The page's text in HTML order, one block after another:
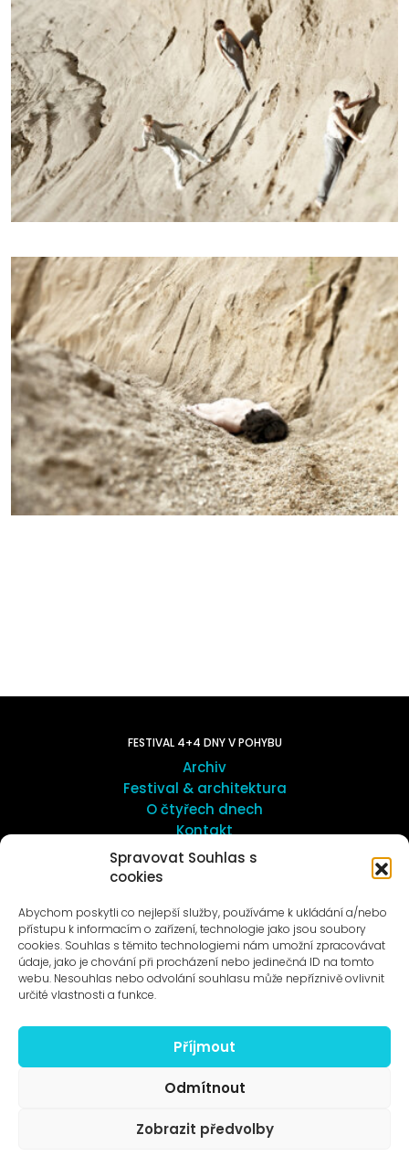
Spravovat Souhlas s
cookies
Abychom poskytli co nejlepší služby, používáme k ukládání a/nebo
přístupu k informacím o zařízení, technologie jako jsou soubory
cookies. Souhlas s těmito technologiemi nám umožní zpracovávat
údaje, jako je chování při procházení nebo jedinečná ID na tomto
webu. Nesouhlas nebo odvolání souhlasu může nepříznivě ovlivnit
určité vlastnosti a funkce.
Příjmout
Odmítnout
Zobrazit předvolby
FESTIVAL 4+4 DNY V POHYBU
Archiv
Festival & architektura
O čtyřech dnech
Kontakt
O umění v Motole
Novinky na e-mail